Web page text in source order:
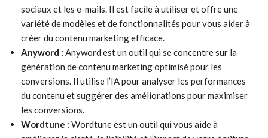
sociaux et les e-mails. Il est facile à utiliser et offre une
variété de modèles et de fonctionnalités pour vous aider à
créer du contenu marketing efficace.
Anyword : Anyword est un outil qui se concentre sur la
génération de contenu marketing optimisé pour les
conversions. Il utilise l’IA pour analyser les performances
du contenu et suggérer des améliorations pour maximiser
les conversions.
Wordtune : Wordtune est un outil qui vous aide à